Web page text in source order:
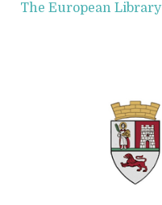
The European Library